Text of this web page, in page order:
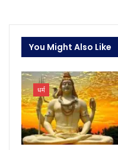
You Might Also Like
धर्म